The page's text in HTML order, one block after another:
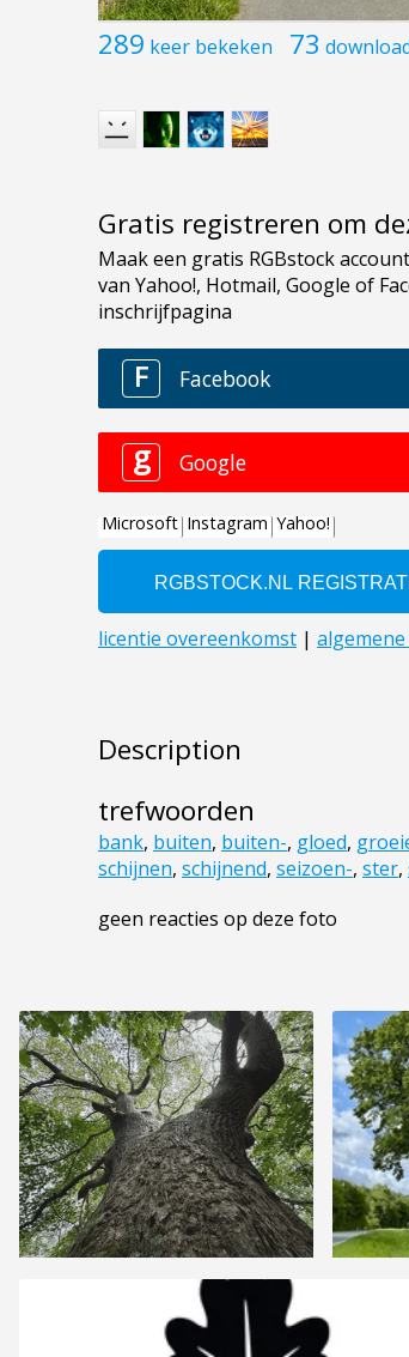
289 keer bekeken 73
Gratis registreren om
Description
trefwoorden
bank, buiten, buiten-, gloed,
schijnen, schijnend, seizoen-, ster,
geen reacties op deze foto